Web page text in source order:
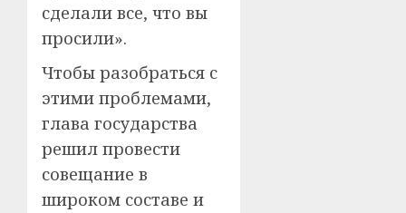
сделали все, что вы
просили».
Чтобы разобраться с
этими проблемами,
глава государства
решил провести
совещание в
широком составе и